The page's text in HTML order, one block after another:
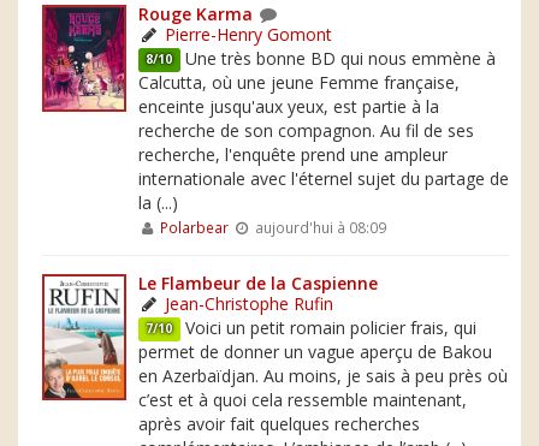
Rouge Karma
Pierre-Henry Gomont
8/10 Une très bonne BD qui nous emmène à
Calcutta, où une jeune Femme française,
enceinte jusqu'aux yeux, est partie à la
recherche de son compagnon. Au fil de ses
recherche, l'enquête prend une ampleur
internationale avec l'éternel sujet du partage de
la (...)
Polarbear aujourd'hui à 08:09
Le Flambeur de la Caspienne
Jean-Christophe Rufin
7/10 Voici un petit romain policier frais, qui
permet de donner un vague aperçu de Bakou
en Azerbaïdjan. Au moins, je sais à peu près où
c’est et à quoi cela ressemble maintenant,
après avoir fait quelques recherches